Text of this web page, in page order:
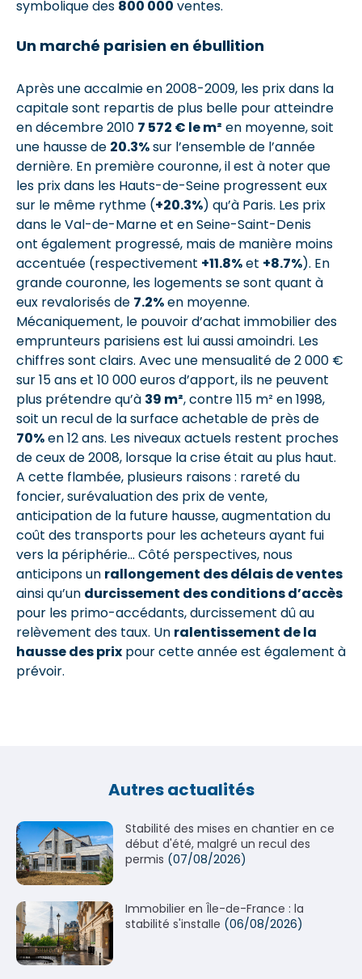
symbolique des 800 000 ventes.
Un marché parisien en ébullition
Après une accalmie en 2008-2009, les prix dans la
capitale sont repartis de plus belle pour atteindre
en décembre 2010 7 572 € le m² en moyenne, soit
une hausse de 20.3%sur l’ensemble de l’année
dernière. En première couronne, il est à noter que
les prix dans les Hauts-de-Seine progressent eux
sur le même rythme (+20.3%) qu’à Paris. Les prix
dans le Val-de-Marne et en Seine-Saint-Denis
ont également progressé, mais de manière moins
accentuée (respectivement +11.8%et +8.7%). En
grande couronne, les logements se sont quant à
eux revalorisés de 7.2%en moyenne.
Mécaniquement, le pouvoir d’achat immobilier des
emprunteurs parisiens est lui aussi amoindri. Les
chiffres sont clairs. Avec une mensualité de 2 000 €
sur 15 ans et 10 000 euros d’apport, ils ne peuvent
plus prétendre qu’à 39 m², contre 115 m² en 1998,
soit un recul de la surface achetable de près de
70%en 12 ans. Les niveaux actuels restent proches
de ceux de 2008, lorsque la crise était au plus haut.
A cette flambée, plusieurs raisons : rareté du
foncier, surévaluation des prix de vente,
anticipation de la future hausse, augmentation du
coût des transports pour les acheteurs ayant fui
vers la périphérie… Côté perspectives, nous
anticipons un rallongement des délais de ventes
ainsi qu’un durcissement des conditions d’accès
pour les primo-accédants, durcissement dû au
relèvement des taux. Un ralentissement de la
hausse des prix pour cette année est également à
prévoir.
Autres actualités
Stabilité des mises en chantier en ce
début d'été, malgré un recul des
permis (07/08/2026)
Immobilier en Île-de-France : la
stabilité s'installe (06/08/2026)